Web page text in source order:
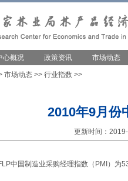
心概况 政策资讯 市场动态
市场动态 >> 行业指数 >>
2010年9月份
更新时间：
中国制造业采购经理指数（PMI）为